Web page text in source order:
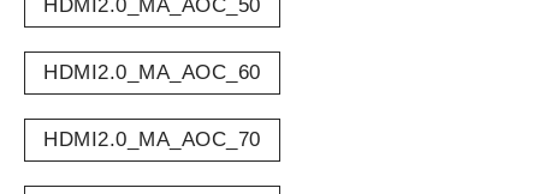
HDMI2.0_MA_AOC_50
HDMI2.0_MA_AOC_60
HDMI2.0_MA_AOC_70